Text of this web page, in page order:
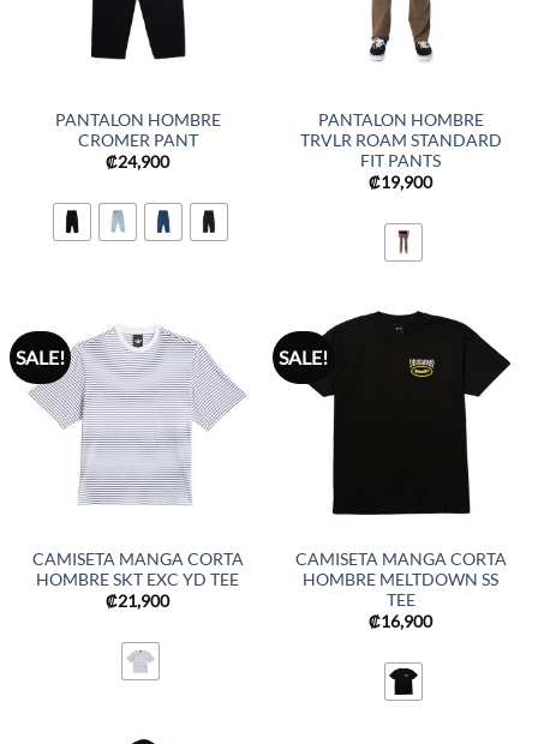
PANTALON HOMBRE
CROMER PANT
₡24,900
PANTALON HOMBRE
TRVLR ROAM STANDARD
FIT PANTS
₡19,900
SALE!
CAMISETA MANGA CORTA
HOMBRE SKT EXC YD TEE
₡21,900
SALE!
CAMISETA MANGA CORTA
HOMBRE MELTDOWN SS
TEE
₡16,900